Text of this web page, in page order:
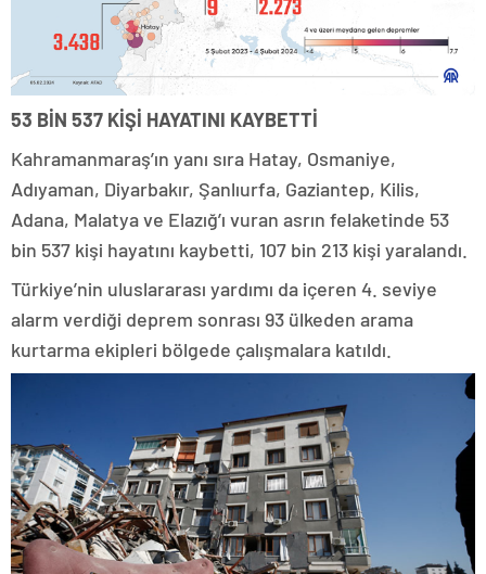
53 BİN 537 KİŞİ HAYATINI KAYBETTİ
Kahramanmaraş’ın yanı sıra Hatay, Osmaniye,
Adıyaman, Diyarbakır, Şanlıurfa, Gaziantep, Kilis,
Adana, Malatya ve Elazığ’ı vuran asrın felaketinde 53
bin 537 kişi hayatını kaybetti, 107 bin 213 kişi yaralandı.
Türkiye’nin uluslararası yardımı da içeren 4. seviye
alarm verdiği deprem sonrası 93 ülkeden arama
kurtarma ekipleri bölgede çalışmalara katıldı.